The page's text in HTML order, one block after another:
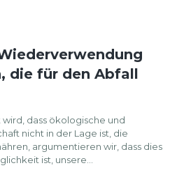
die für den Abfall
dass ökologische und
nicht in der Lage ist, die
argumentieren wir, dass dies
ist, unsere...